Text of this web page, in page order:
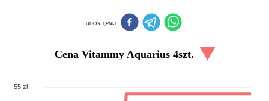
UDOSTĘPNIJ
Cena Vitammy Aquarius 4szt.
55 zł